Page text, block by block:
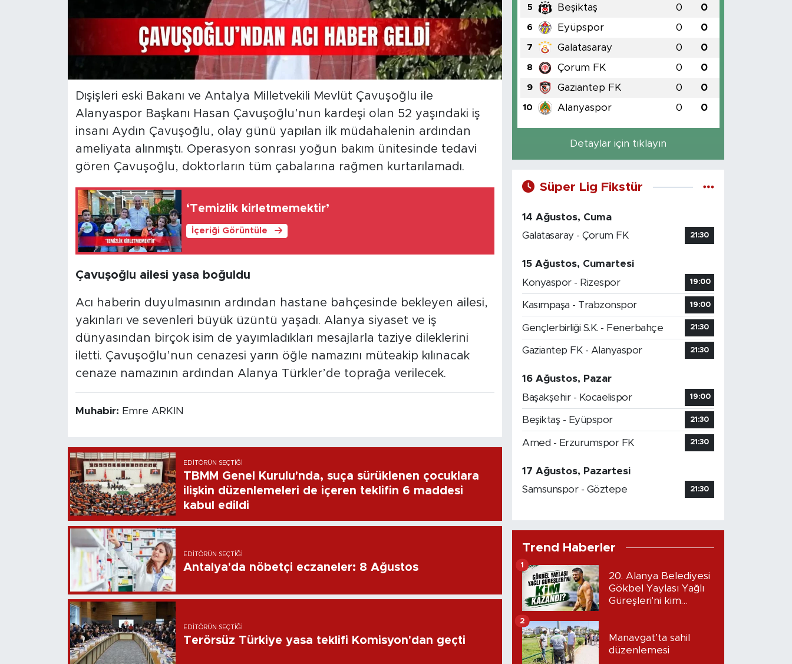
Dışişleri eski Bakanı ve Antalya Milletvekili Mevlüt Çavuşoğlu ile
Alanyaspor Başkanı Hasan Çavuşoğlu’nun kardeşi olan 52 yaşındaki iş
insanı Aydın Çavuşoğlu, olay günü yapılan ilk müdahalenin ardından
ameliyata alınmıştı. Operasyon sonrası yoğun bakım ünitesinde tedavi
gören Çavuşoğlu, doktorların tüm çabalarına rağmen kurtarılamadı.
‘Temizlik kirletmemektir’
İçeriği Görüntüle
Çavuşoğlu ailesi yasa boğuldu
Acı haberin duyulmasının ardından hastane bahçesinde bekleyen ailesi,
yakınları ve sevenleri büyük üzüntü yaşadı. Alanya siyaset ve iş
dünyasından birçok isim de yayımladıkları mesajlarla taziye dileklerini
iletti. Çavuşoğlu’nun cenazesi yarın öğle namazını müteakip kılınacak
cenaze namazının ardından Alanya Türkler’de toprağa verilecek.
Muhabir: Emre ARKIN
EDITÖRÜN SEÇTIĞI
TBMM Genel Kurulu'nda, suça sürüklenen çocuklara
ilişkin düzenlemeleri de içeren teklifin 6 maddesi
kabul edildi
EDITÖRÜN SEÇTIĞI
Antalya'da nöbetçi eczaneler: 8 Ağustos
EDITÖRÜN SEÇTIĞI
Terörsüz Türkiye yasa teklifi Komisyon'dan geçti
5 Beşiktaş 0 0
6 Eyüpspor 0 0
7 Galatasaray 0 0
8 Çorum FK 0 0
9 Gaziantep FK 0 0
10 Alanyaspor 0 0
Detaylar için tıklayın
Süper Lig Fikstür
14 Ağustos, Cuma
Galatasaray - Çorum FK
21:30
15 Ağustos, Cumartesi
Konyaspor - Rizespor
19:00
Kasımpaşa - Trabzonspor 19:00
Gençlerbirliği S.K. - Fenerbahçe 21:30
Gaziantep FK - Alanyaspor 21:30
16 Ağustos, Pazar
Başakşehir - Kocaelispor
19:00
Beşiktaş - Eyüpspor 21:30
Amed - Erzurumspor FK 21:30
17 Ağustos, Pazartesi
Samsunspor - Göztepe
21:30
Trend Haberler
20. Alanya Belediyesi
Gökbel Yaylası Yağlı
Güreşleri'ni kim
1
Manavgat’ta sahil
düzenlemesi
2